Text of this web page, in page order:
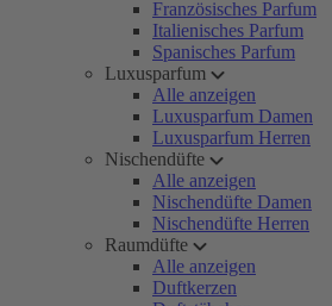
Französisches Parfum
Italienisches Parfum
Spanisches Parfum
Luxusparfum
Alle anzeigen
Luxusparfum Damen
Luxusparfum Herren
Nischendüfte
Alle anzeigen
Nischendüfte Damen
Nischendüfte Herren
Raumdüfte
Alle anzeigen
Duftkerzen